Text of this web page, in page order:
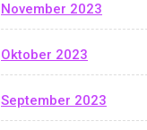
November 2023
Oktober 2023
September 2023